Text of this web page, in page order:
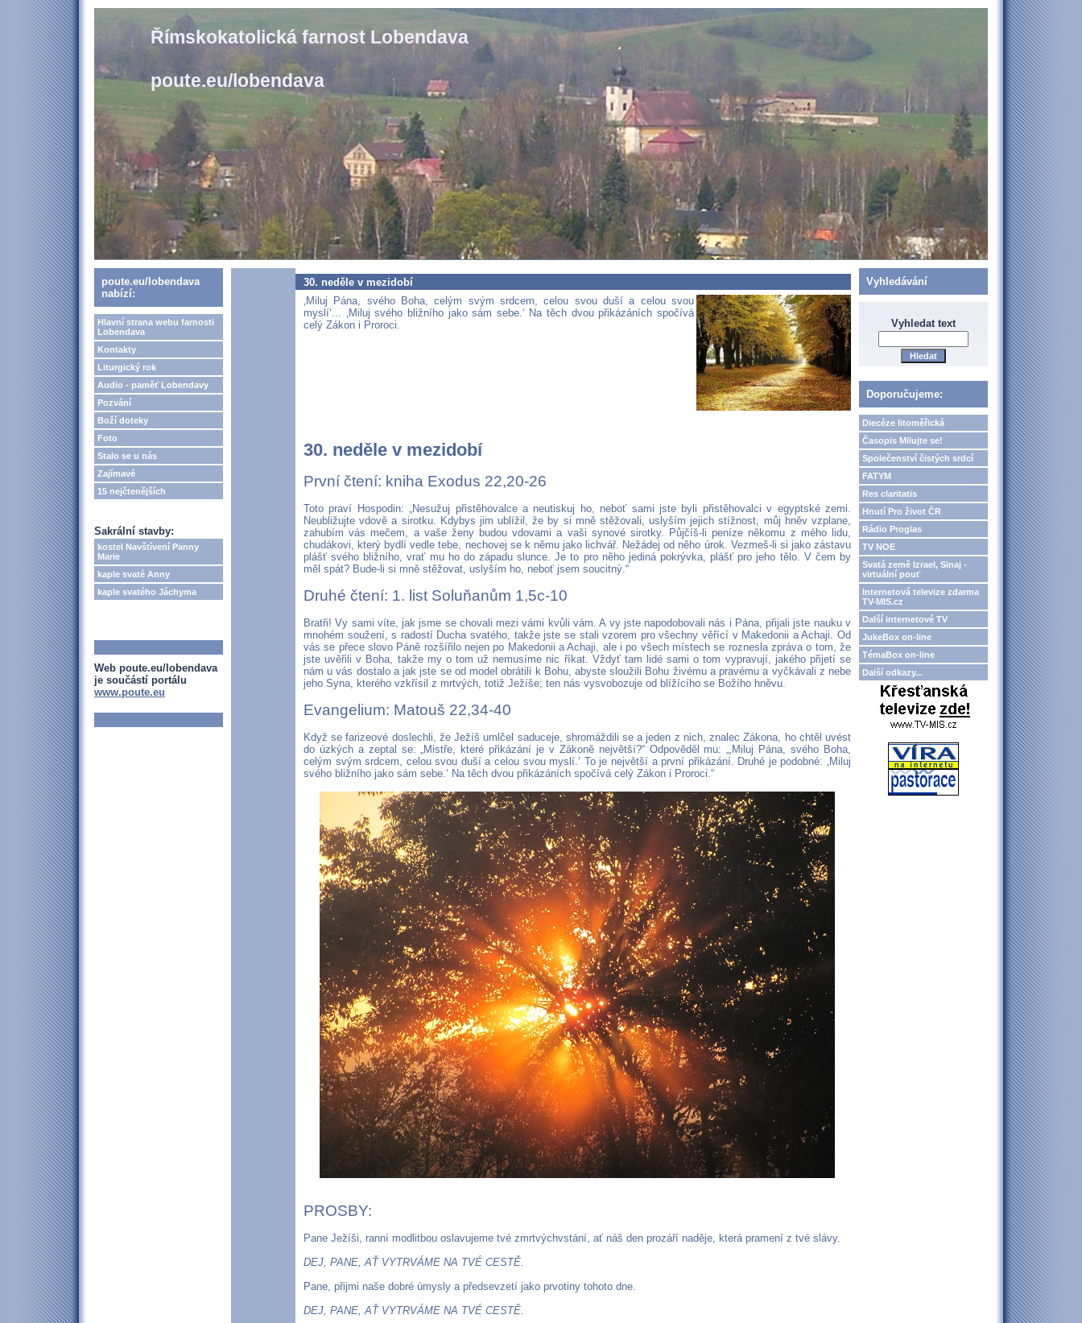
Římskokatolická farnost Lobendava
poute.eu/lobendava
poute.eu/lobendava
nabízí:
Hlavní strana webu farnosti
Lobendava
Kontakty
Liturgický rok
Audio - paměť Lobendavy
Pozvání
Boží doteky
Foto
Stalo se u nás
Zajímavé
15 nejčtenějších
Sakrální stavby:
kostel Navštívení Panny
Marie
kaple svaté Anny
kaple svatého Jáchyma
Web poute.eu/lobendava
je součástí portálu
www.poute.eu
30. neděle v mezidobí
‚Miluj Pána, svého Boha, celým svým srdcem, celou svou duší a celou svou
myslí‘... ‚Miluj svého bližního jako sám sebe.‘ Na těch dvou přikázáních spočívá
celý Zákon i Proroci.
30. neděle v mezidobí
První čtení: kniha Exodus 22,20-26
Toto praví Hospodin: „Nesužuj přistěhovalce a neutiskuj ho, neboť sami jste byli přistěhovalci v egyptské zemi.
Neubližujte vdově a sirotku. Kdybys jim ublížil, že by si mně stěžovali, uslyším jejich stížnost, můj hněv vzplane,
zahubím vás mečem, a vaše ženy budou vdovami a vaši synové sirotky. Půjčíš-li peníze někomu z mého lidu,
chudákovi, který bydlí vedle tebe, nechovej se k němu jako lichvář. Nežádej od něho úrok. Vezmeš-li si jako zástavu
plášť svého bližního, vrať mu ho do západu slunce. Je to pro něho jediná pokrývka, plášť pro jeho tělo. V čem by
měl spát? Bude-li si mně stěžovat, uslyším ho, neboť jsem soucitný.“
Druhé čtení: 1. list Soluňanům 1,5c-10
Bratři! Vy sami víte, jak jsme se chovali mezi vámi kvůli vám. A vy jste napodobovali nás i Pána, přijali jste nauku v
mnohém soužení, s radostí Ducha svatého, takže jste se stali vzorem pro všechny věřící v Makedonii a Achaji. Od
vás se přece slovo Páně rozšířilo nejen po Makedonii a Achaji, ale i po všech místech se roznesla zpráva o tom, že
jste uvěřili v Boha, takže my o tom už nemusíme nic říkat. Vždyť tam lidé sami o tom vypravují, jakého přijetí se
nám u vás dostalo a jak jste se od model obrátili k Bohu, abyste sloužili Bohu živému a pravému a vyčkávali z nebe
jeho Syna, kterého vzkřísil z mrtvých, totiž Ježíše; ten nás vysvobozuje od blížícího se Božího hněvu.
Evangelium: Matouš 22,34-40
Když se farizeové doslechli, že Ježíš umlčel saduceje, shromáždili se a jeden z nich, znalec Zákona, ho chtěl uvést
do úzkých a zeptal se: „Mistře, které přikázání je v Zákoně největší?“ Odpověděl mu: „‚Miluj Pána, svého Boha,
celým svým srdcem, celou svou duší a celou svou myslí.‘ To je největší a první přikázání. Druhé je podobné: ‚Miluj
svého bližního jako sám sebe.‘ Na těch dvou přikázáních spočívá celý Zákon i Proroci.“
PROSBY:
Pane Ježíši, ranní modlitbou oslavujeme tvé zmrtvýchvstání, ať náš den prozáří naděje, která pramení z tvé slávy.
DEJ, PANE, AŤ VYTRVÁME NA TVÉ CESTĚ.
Pane, přijmi naše dobré úmysly a předsevzetí jako prvotiny tohoto dne.
DEJ, PANE, AŤ VYTRVÁME NA TVÉ CESTĚ.
Vyhledávání
Vyhledat text
Doporučujeme:
Diecéze litoměřická
Časopis Milujte se!
Společenství čistých srdcí
FATYM
Res claritatis
Hnutí Pro život ČR
Rádio Proglas
TV NOE
Svatá země Izrael, Sinaj -
virtuální pouť
Internetová televize zdarma
TV-MIS.cz
Další internetové TV
JukeBox on-line
TémaBox on-line
Další odkazy...